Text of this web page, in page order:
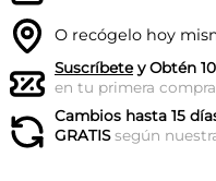
O recógelo hoy
Suscríbetey Obtén
en tu primera compra
Cambios hasta 15
GRATISsegún